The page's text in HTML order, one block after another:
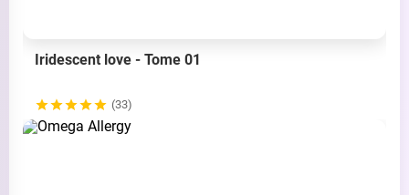
Iridescent love - Tome 01
(33)